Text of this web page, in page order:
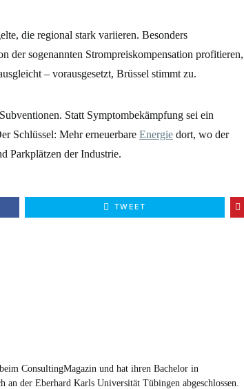
die regional stark variieren. Besonders
der sogenannten Strompreiskompensation profitieren,
– vorausgesetzt, Brüssel stimmt zu.
Statt Symptombekämpfung sei ein
Schlüssel: Mehr erneuerbare Energie dort, wo der
Parkplätzen der Industrie.
TWEET
ConsultingMagazin und hat ihren Bachelor in
an der Eberhard Karls Universität Tübingen abgeschlossen.